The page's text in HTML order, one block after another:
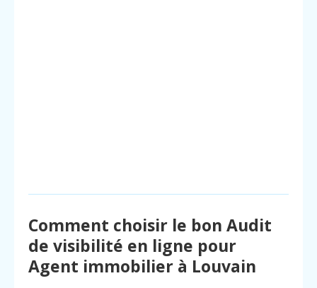
Comment choisir le bon Audit
de visibilité en ligne pour
Agent immobilier à Louvain